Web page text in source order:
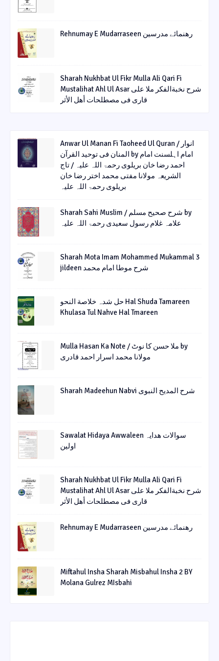
Rehnumay E Mudarraseen رهنمائے مدرسین
Sharah Nukhbat Ul Fikr Mulla Ali Qari Fi
Mustalihat Ahl Ul Asar شرح نخبةالفکر ملا علی
قاری فی مصطلحات أھل الأثر
Anwar Ul Manan Fi Taoheed Ul Quran / انوار
المنان فی توحید القرآن by امام اہلسنت امام
احمد رضا خان بریلوی رحمۃ اللہ علیہ / تاج
الشریعہ مولانا مفتی محمد اختر رضا خان
بریلوی رحمۃ اللہ علیہ
Sharah Sahi Muslim / شرح صحیح مسلم by
علامہ غلام رسول سعیدی رحمۃ اللہ علیہ
Sharah Mota Imam Mohammed Mukammal 3
jildeen شرح موطا امام محمد
حل شدہ خلاصة النحو Hal Shuda Tamareen
Khulasa Tul Nahve Hal Tmareen
Mulla Hasan Ka Note / ملا حسن کا نوٹ by
مولانا محمد اسرار احمد قادری
Sharah Madeehun Nabvi شرح المدیح النبوی
Sawalat Hidaya Awwaleen سوالات ھدایہ
اولین
Sharah Nukhbat Ul Fikr Mulla Ali Qari Fi
Mustalihat Ahl Ul Asar شرح نخبةالفکر ملا علی
قاری فی مصطلحات أھل الأثر
Rehnumay E Mudarraseen رهنمائے مدرسین
Miftahul Insha Sharah Misbahul Insha 2 BY
Molana Gulrez MIsbahi